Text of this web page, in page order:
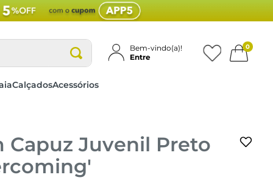
Bem-vindo(a)!
Entre
0
CalçadosAcessórios
Juvenil Preto